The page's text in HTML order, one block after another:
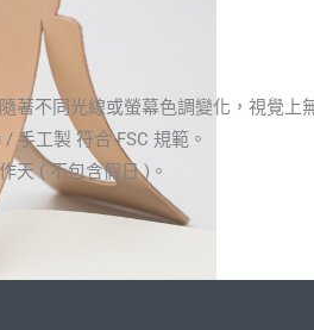
著不同光線或螢幕色調變化，視覺上
手工製 符合 FSC 規範。
天 ( 不包含假日 )。